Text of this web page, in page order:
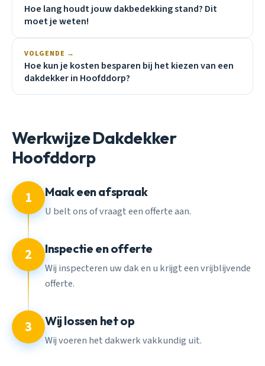
Hoe lang houdt jouw dakbedekking stand? Dit
moet je weten!
VOLGENDE →
Hoe kun je kosten besparen bij het kiezen van een
dakdekker in Hoofddorp?
Werkwijze Dakdekker
Hoofddorp
1 Maak een afspraak
U belt ons of vraagt een offerte aan.
2 Inspectie en offerte
Wij inspecteren uw dak en u krijgt een vrijblijvende
offerte.
3 Wij lossen het op
Wij voeren het dakwerk vakkundig uit.